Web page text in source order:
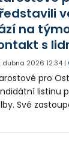
na
s
dubna 2026 12:34 |
pro
listinu
Své